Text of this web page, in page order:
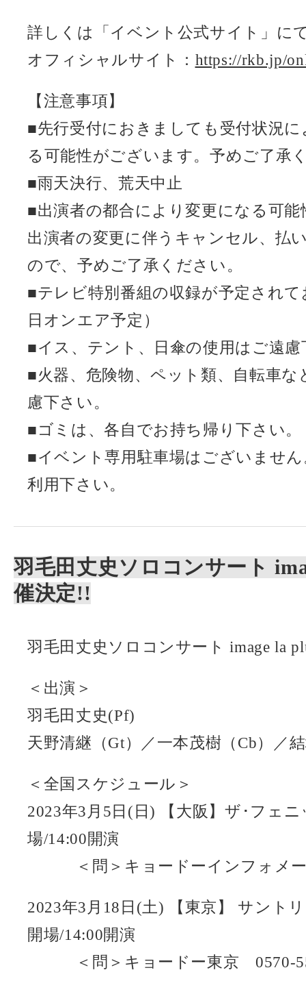
詳しくは「イベント公式サイト」に
オフィシャルサイト： https://rkb.jp/
【注意事項】
■先行受付におきましても受付状況
る可能性がございます。予めご了承
■雨天決行、荒天中止
■出演者の都合により変更になる可
出演者の変更に伴うキャンセル、払
ので、予めご了承ください。
■テレビ特別番組の収録が予定され
日オンエア予定）
■イス、テント、日傘の使用はご遠慮
■火器、危険物、ペット類、自転車
慮下さい。
■ゴミは、各自でお持ち帰り下さい。
■イベント専用駐車場はございませ
利用下さい。
羽毛田丈史ソロコンサート
催決定!!
羽毛田丈史ソロコンサート image la
＜出演＞
羽毛田丈史(Pf)
天野清継（Gt）／一本茂樹（Cb）／
＜全国スケジュール＞
2023年3月5日(日) 【大阪】ザ･フェ
場/14:00開演
＜問＞キョードーインフォメー
2023年3月18日(土) 【東京】 サント
開場/14:00開演
＜問＞キョードー東京 0570-